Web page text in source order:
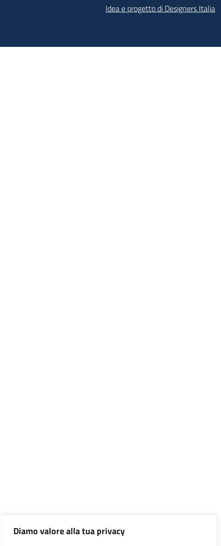
Diamo valore alla tua privacy
Idea e progetto di Designers Italia